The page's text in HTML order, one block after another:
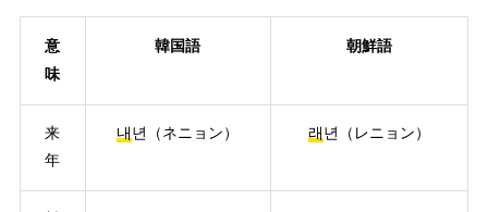
意
味
韓国語 朝鮮語
来
年
내년（ネニョン） 래년（レニョン）